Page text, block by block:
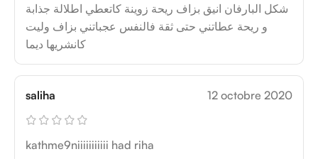
شكل البارفان انيق بزاف ريحة زوينة كاتعطي اطلالة جذابة
و ريحة عطاتني حتى ثقة فالنفس عجباتني بزاف وليت
كانشريها ديما
saliha 12 octobre 2020
kathme9niiiiiiiiiii had riha